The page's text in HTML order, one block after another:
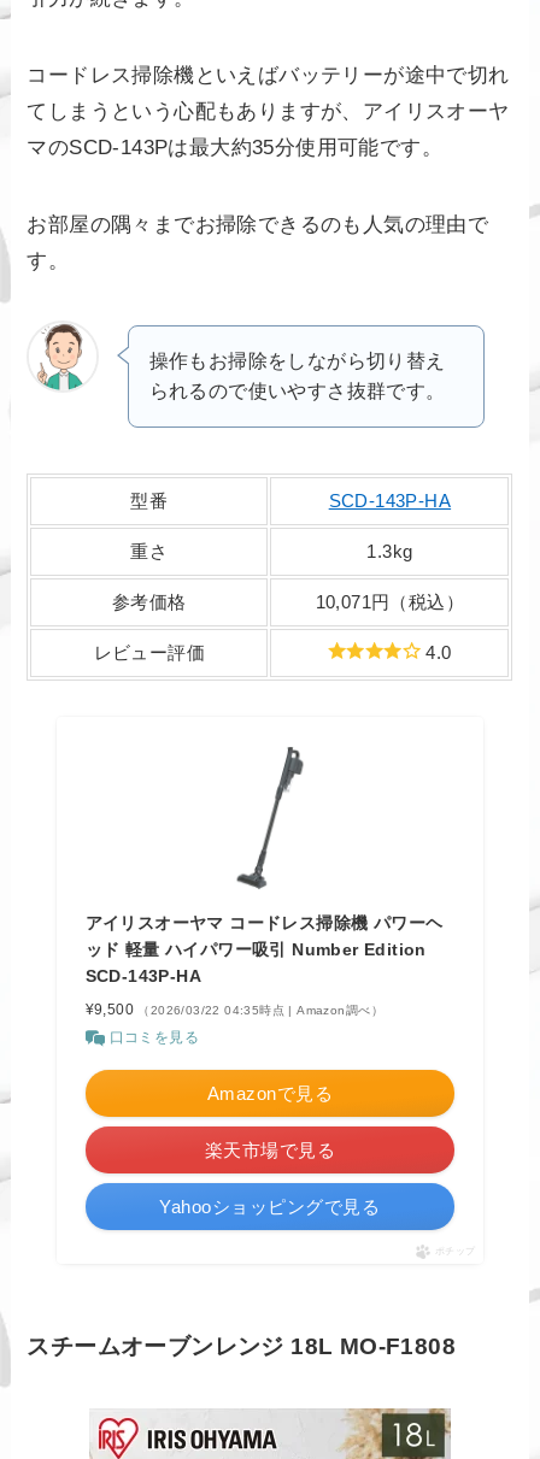
コードレス掃除機といえばバッテリーが途中で切れ
てしまうという心配もありますが、アイリスオーヤ
マのSCD-143Pは最大約35分使用可能です。
お部屋の隅々までお掃除できるのも人気の理由で
す。
操作もお掃除をしながら切り替え
られるので使いやすさ抜群です。
型番 SCD-143P-HA
重さ 1.3kg
参考価格 10,071円（税込）
レビュー評価 4.0
アイリスオーヤマ コードレス掃除機 パワーヘ
ッド 軽量 ハイパワー吸引 Number Edition
SCD-143P-HA
¥9,500 （2026/03/22 04:35時点 | Amazon調べ）
口コミを見る
Amazonで見る
楽天市場で見る
Yahooショッピングで見る
ポチップ
スチームオーブンレンジ 18L MO-F1808